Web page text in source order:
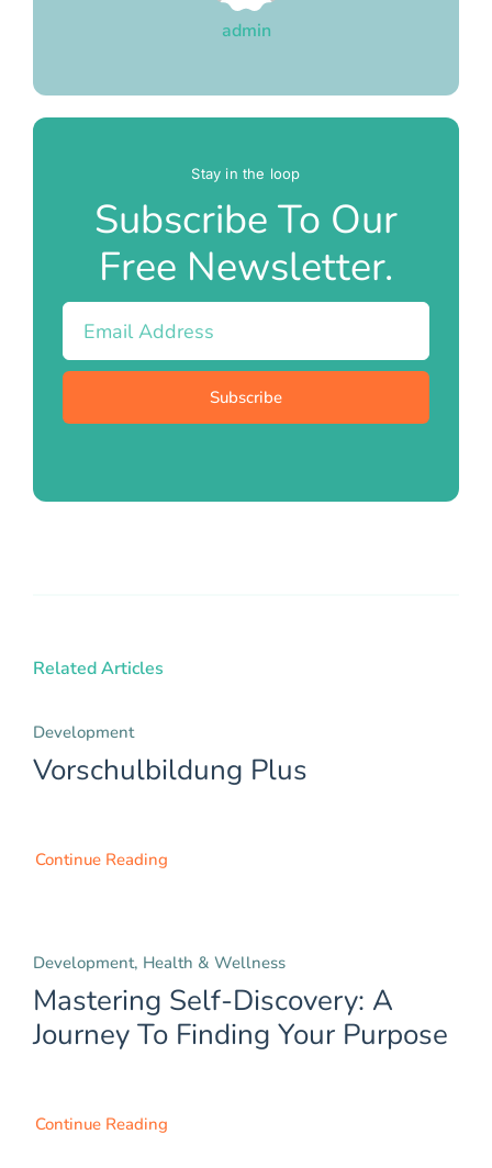
admin
Stay in the loop
Subscribe To Our
Free Newsletter.
Subscribe
Related Articles
Development
Vorschulbildung Plus
Continue Reading
Development, Health & Wellness
Mastering Self-Discovery: A
Journey To Finding Your Purpose
Continue Reading